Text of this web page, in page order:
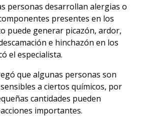
personas desarrollan alergias o
presentes en los
puede generar picazón, ardor,
e hinchazón en los
el especialista.
que algunas personas son
a ciertos químicos, por
cantidades pueden
importantes.